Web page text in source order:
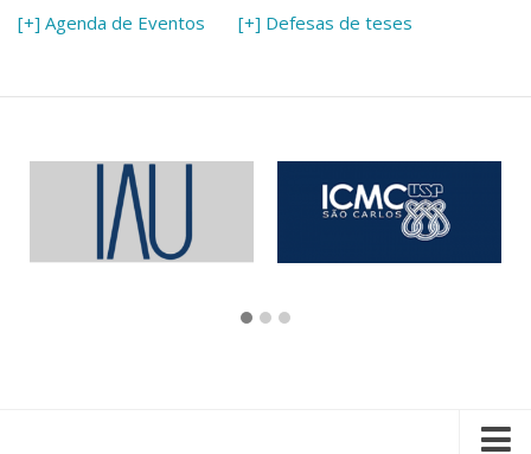
[+] Agenda de Eventos [+] Defesas de teses